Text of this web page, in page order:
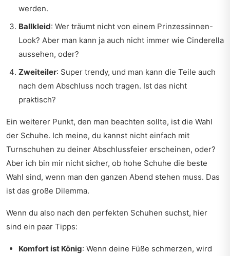
werden.
Ballkleid: Wer träumt nicht von einem Prinzessinnen-
Look? Aber man kann ja auch nicht immer wie Cinderella
aussehen, oder?
Zweiteiler: Super trendy, und man kann die Teile auch
nach dem Abschluss noch tragen. Ist das nicht
praktisch?
Ein weiterer Punkt, den man beachten sollte, ist die Wahl
der Schuhe. Ich meine, du kannst nicht einfach mit
Turnschuhen zu deiner Abschlussfeier erscheinen, oder?
Aber ich bin mir nicht sicher, ob hohe Schuhe die beste
Wahl sind, wenn man den ganzen Abend stehen muss. Das
ist das große Dilemma.
Wenn du also nach den perfekten Schuhen suchst, hier
sind ein paar Tipps:
Komfort ist König: Wenn deine Füße schmerzen, wird